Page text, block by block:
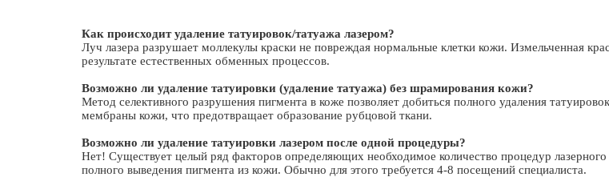
Как происходит удаление татуировок/татуажа лазером?
Луч лазера разрушает моллекулы краски не повреждая нормальные клетки кожи. Измельченная
результате естественных обменных процессов.
Возможно ли удаление татуировки (удаление татуажа) без шрамирования кожи?
Метод селективного разрушения пигмента в коже позволяет добиться полного удаления
мембраны кожи, что предотвращает образование рубцовой ткани.
Возможно ли удаление татуировки лазером после одной процедуры?
Нет! Существует целый ряд факторов определяющих необходимое количество процедур лазерного
полного выведения пигмента из кожи. Обычно для этого требуется 4-8 посещений специалиста.